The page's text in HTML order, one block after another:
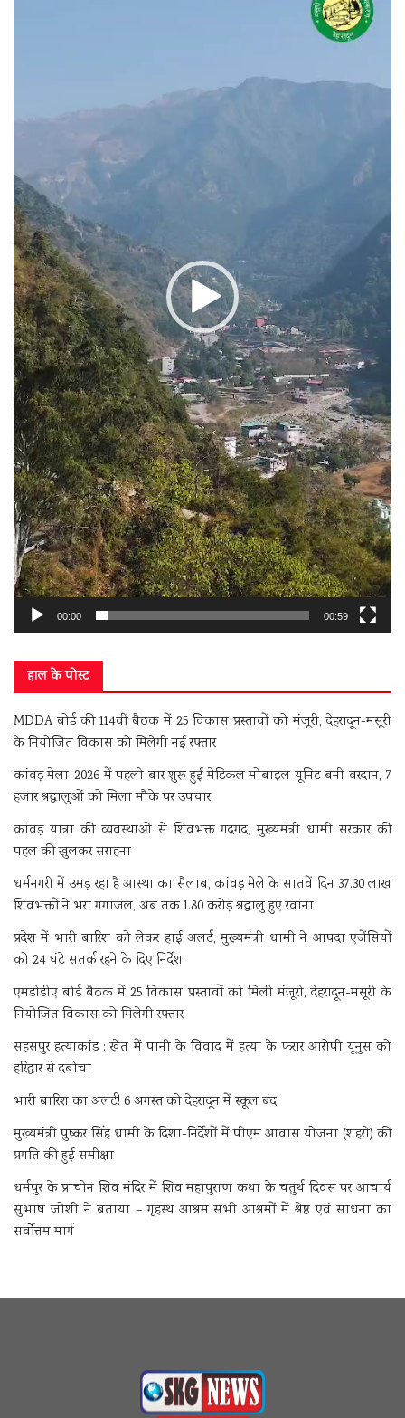
00:00 00:59
हाल के पोस्ट
MDDA बोर्ड की 114वीं बैठक में 25 विकास प्रस्तावों को मंजूरी, देहरादून-मसूरी
के नियोजित विकास को मिलेगी नई रफ्तार
कांवड़ मेला-2026 में पहली बार शुरू हुई मेडिकल मोबाइल यूनिट बनी वरदान, 7
हजार श्रद्धालुओं को मिला मौके पर उपचार
कांवड़ यात्रा की व्यवस्थाओं से शिवभक्त गदगद, मुख्यमंत्री धामी सरकार की
पहल की खुलकर सराहना
धर्मनगरी में उमड़ रहा है आस्था का सैलाब, कांवड़ मेले के सातवें दिन 37.30 लाख
शिवभक्तों ने भरा गंगाजल, अब तक 1.80 करोड़ श्रद्धालु हुए रवाना
प्रदेश में भारी बारिश को लेकर हाई अलर्ट, मुख्यमंत्री धामी ने आपदा एजेंसियों
को 24 घंटे सतर्क रहने के दिए निर्देश
एमडीडीए बोर्ड बैठक में 25 विकास प्रस्तावों को मिली मंजूरी, देहरादून-मसूरी के
नियोजित विकास को मिलेगी रफ्तार
सहसपुर हत्याकांड : खेत में पानी के विवाद में हत्या के फरार आरोपी यूनुस को
हरिद्वार से दबोचा
भारी बारिश का अलर्ट! 6 अगस्त को देहरादून में स्कूल बंद
मुख्यमंत्री पुष्कर सिंह धामी के दिशा-निर्देशों में पीएम आवास योजना (शहरी) की
प्रगति की हुई समीक्षा
धर्मपुर के प्राचीन शिव मंदिर में शिव महापुराण कथा के चतुर्थ दिवस पर आचार्य
सुभाष जोशी ने बताया – गृहस्थ आश्रम सभी आश्रमों में श्रेष्ठ एवं साधना का
सर्वोत्तम मार्ग